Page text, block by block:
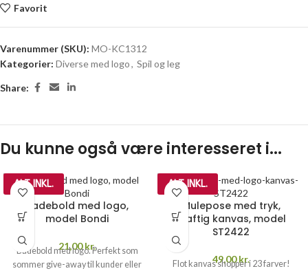
Favorit
Varenummer (SKU): MO-KC1312
Kategorier: Diverse med logo, Spil og leg
Share:
Du kunne også være interesseret i...
ALT INKL.
Badebold med logo,
model Bondi
21,00kr.
Badebold med logo. Perfekt som
sommer give-away til kunder eller
ALT INKL.
Mulepose med tryk,
kraftig kanvas, model
ST2422
49,00kr.
Flot kanvas shopper i 23 farver!